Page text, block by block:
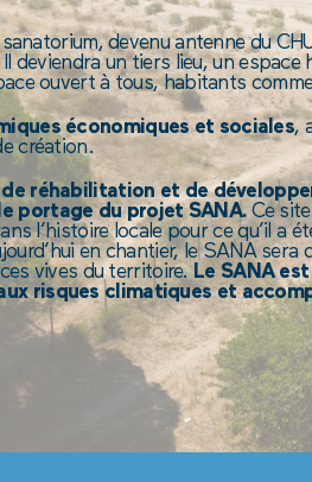
devenu antenne du
un tiers lieu, un
ouvert à tous, habitants
économiques et sociales,
création.
réhabilitation et de
portage du projet SANA.Ce site
l’histoire locale pour ce qu’il a
en chantier, le SANA
vives du territoire.Le SANA
risques climatiques et